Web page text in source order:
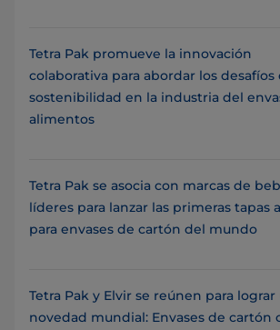
Tetra Pak promueve la innovación
colaborativa para abordar los desafíos
sostenibilidad en la industria del
alimentos
Tetra Pak se asocia con marcas de
líderes para lanzar las primeras tapas
para envases de cartón del mundo
Tetra Pak y Elvir se reúnen para lograr
novedad mundial: Envases de cartón